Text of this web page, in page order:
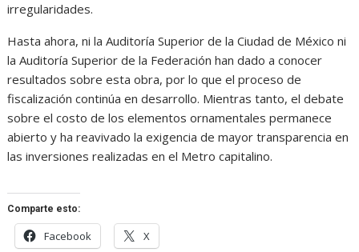
irregularidades.
Hasta ahora, ni la Auditoría Superior de la Ciudad de México ni
la Auditoría Superior de la Federación han dado a conocer
resultados sobre esta obra, por lo que el proceso de
fiscalización continúa en desarrollo. Mientras tanto, el debate
sobre el costo de los elementos ornamentales permanece
abierto y ha reavivado la exigencia de mayor transparencia en
las inversiones realizadas en el Metro capitalino.
Comparte esto:
Facebook X